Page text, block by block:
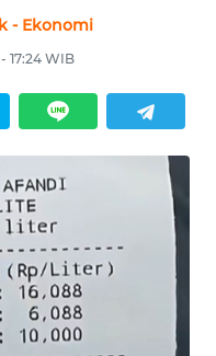
- Ekonomi
17:24 WIB